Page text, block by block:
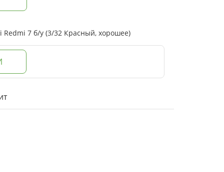
7 б/у (3/32 Красный, хорошее)